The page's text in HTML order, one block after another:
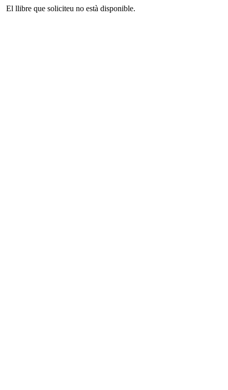
El llibre que soliciteu no està disponible.